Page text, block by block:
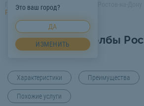
Это ваш город?
ДА
ИЗМЕНИТЬ
Главная Услуги спецтехники Ростов-на-Дону
Ростов-на-Дону
Бурение под столбы
Характеристики Преимущества
Похожие услуги